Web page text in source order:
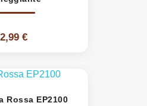
2,99 €
Rossa EP2100